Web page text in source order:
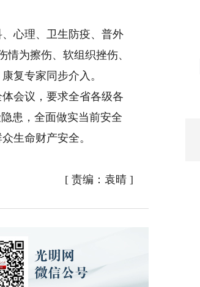
心理、卫生防疫、普外
为擦伤、软组织挫伤、
复专家同步介入。
会议，要求全省各级各
患，全面做实当前安全
生命财产安全。
[ 责编：袁晴]